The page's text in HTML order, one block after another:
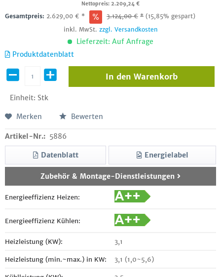
Nettopreis: 2.209,24 €
Gesamtpreis: 2.629,00 € * 3.124,00€ * (15,85% gespart)
inkl. MwSt. zzgl. Versandkosten
Lieferzeit: Auf Anfrage
Produktdatenblatt
Einheit: Stk
In den Warenkorb
Merken Bewerten
Artikel-Nr.: 5886
Datenblatt Energielabel
Zubehör & Montage-Dienstleistungen
Energieeffizienz Heizen:
Energieeffizienz Kühlen:
Heizleistung (KW): 3,1
Heizleistung (min.~max.) in KW: 3,1 (1,0~5,6)